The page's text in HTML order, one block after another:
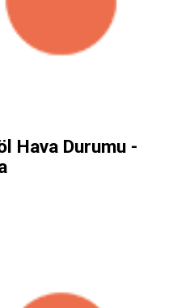
Hava Durumu -